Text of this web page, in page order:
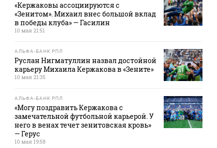
«Кержаковы ассоциируются с
«Зенитом». Михаил внес большой вклад
в победы клуба» — Гасилин
10 мая 21:51
АЛЬФА-БАНК РПЛ
Руслан Нигматуллин назвал достойной
карьеру Михаила Кержакова в «Зените»
10 мая 21:35
АЛЬФА-БАНК РПЛ
«Могу поздравить Кержакова с
замечательной футбольной карьерой. У
него в венах течет зенитовская кровь»
— Герус
10 мая 19:58